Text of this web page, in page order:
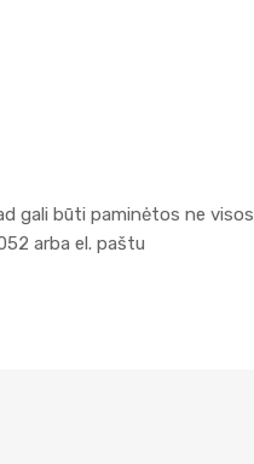
gali būti paminėtos ne visos
arba el. paštu